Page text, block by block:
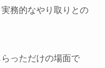
務的なやり取りとの
っただけの場面で